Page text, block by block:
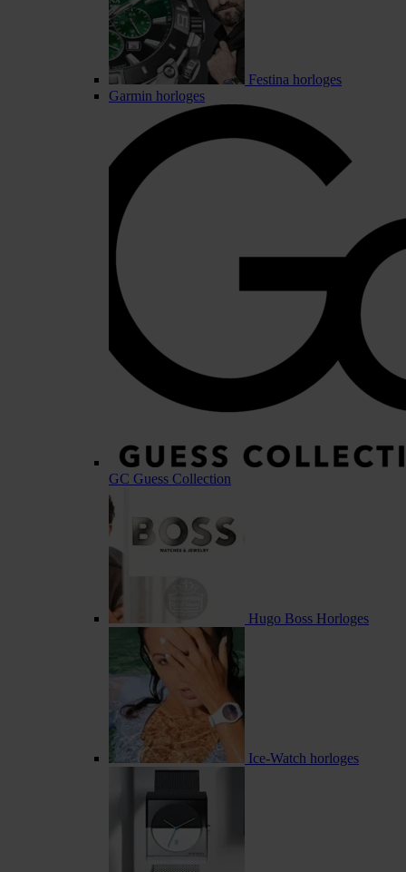
Festina horloges
Garmin horloges
GC Guess Collection
Hugo Boss Horloges
Ice-Watch horloges